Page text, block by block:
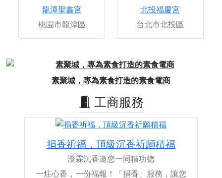
龍潭聖鑫宮
桃園市龍潭區
北投福慶宮
台北市北投區
好廟拍攝，記錄活動的每一個感動時刻
Previous
工商服務
捐香祈福，頂級沉香祈願積福
澄霖沉香邀您一同積功德
一炷心香，一份福報！「捐香」服務，讓您